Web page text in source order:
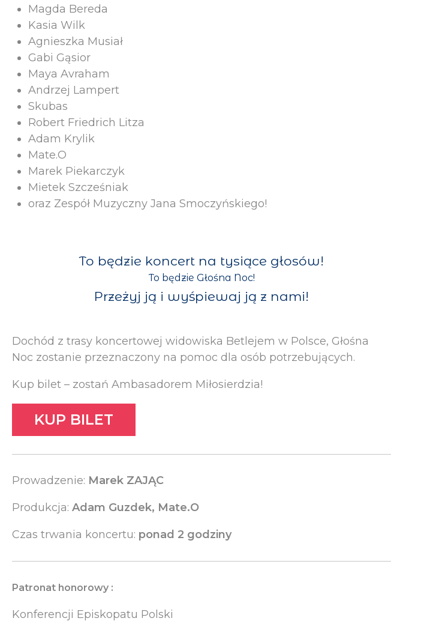
Magda Bereda
Kasia Wilk
Agnieszka Musiał
Gabi Gąsior
Maya Avraham
Andrzej Lampert
Skubas
Robert Friedrich Litza
Adam Krylik
Mate.O
Marek Piekarczyk
Mietek Szcześniak
oraz Zespół Muzyczny Jana Smoczyńskiego!
To będzie koncert na tysiące głosów!
To będzie Głośna Noc!
Przeżyj ją i wyśpiewaj ją z nami!
Dochód z trasy koncertowej widowiska Betlejem w Polsce, Głośna
Noc zostanie przeznaczony na pomoc dla osób potrzebujących.
Kup bilet – zostań Ambasadorem Miłosierdzia!
KUP BILET
Prowadzenie: Marek ZAJĄC
Produkcja: Adam Guzdek, Mate.O
Czas trwania koncertu: ponad 2 godziny
Patronat honorowy :
Konferencji Episkopatu Polski